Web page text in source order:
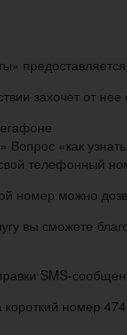
захочет от
Вопрос «как
телефонный
номер можно
вы сможете
SMS-
номер